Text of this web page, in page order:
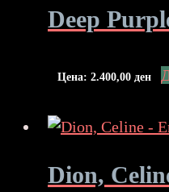
Deep
Цена: 2.400,00 ден
Dion,